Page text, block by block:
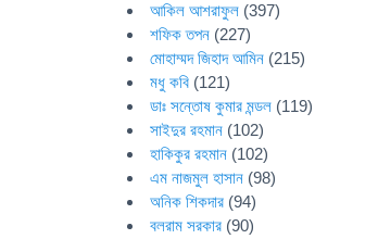
আকিল আশরাফুল (397)
শফিক তপন (227)
মোহাম্মদ জিহাদ আমিন (215)
মধু কবি (121)
ডাঃ সন্তোষ কুমার মন্ডল (119)
সাইদুর রহমান (102)
হাকিকুর রহমান (102)
এম নাজমুল হাসান (98)
অনিক শিকদার (94)
বলরাম সরকার (90)